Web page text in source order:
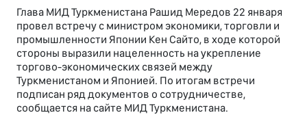
Глава МИД Туркменистана Рашид Мередов 22 января
провел встречу с министром экономики, торговли и
промышленности Японии Кен Сайто, в ходе которой
стороны выразили нацеленность на укрепление
торгово-экономических связей между
Туркменистаном и Японией. По итогам встречи
подписан ряд документов о сотрудничестве,
сообщается на сайте МИД Туркменистана.